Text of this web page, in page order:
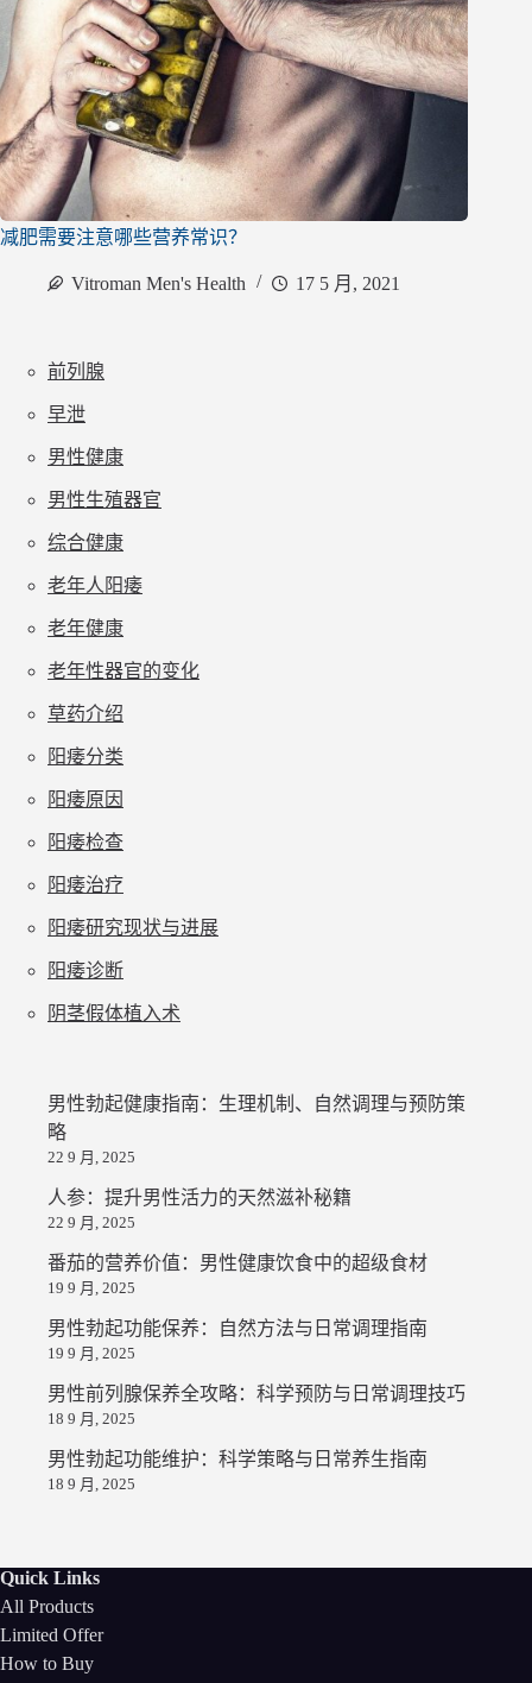
减肥需要注意哪些营养常识？
Vitroman Men's Health 17 5 月, 2021
前列腺
早泄
男性健康
男性生殖器官
综合健康
老年人阳痿
老年健康
老年性器官的变化
草药介绍
阳痿分类
阳痿原因
阳痿检查
阳痿治疗
阳痿研究现状与进展
阳痿诊断
阴茎假体植入术
男性勃起健康指南：生理机制、自然调理与预防策
略
22 9 月, 2025
人参：提升男性活力的天然滋补秘籍
22 9 月, 2025
番茄的营养价值：男性健康饮食中的超级食材
19 9 月, 2025
男性勃起功能保养：自然方法与日常调理指南
19 9 月, 2025
男性前列腺保养全攻略：科学预防与日常调理技巧
18 9 月, 2025
男性勃起功能维护：科学策略与日常养生指南
18 9 月, 2025
Quick Links
All Products
Limited Offer
How to Buy